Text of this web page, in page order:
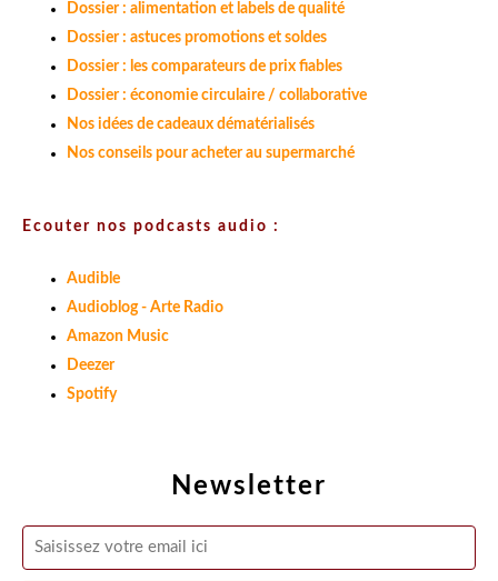
Newsletter
Dossier : alimentation et labels de qualité
Dossier : astuces promotions et soldes
Dossier : les comparateurs de prix fiables
Dossier : économie circulaire / collaborative
Nos idées de cadeaux dématérialisés
Nos conseils pour acheter au supermarché
Ecouter nos podcasts audio :
Audible
Audioblog - Arte Radio
Amazon Music
Deezer
Spotify